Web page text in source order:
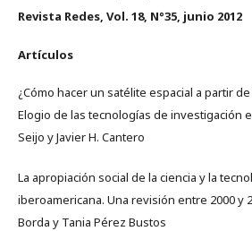
Revista Redes, Vol. 18, N°35, junio 2012
Artículos
¿Cómo hacer un satélite espacial a partir
Elogio de las tecnologías de investigación
Seijo y Javier H. Cantero
La apropiación social de la ciencia y la
iberoamericana. Una revisión entre 2000 y
Borda y Tania Pérez Bustos